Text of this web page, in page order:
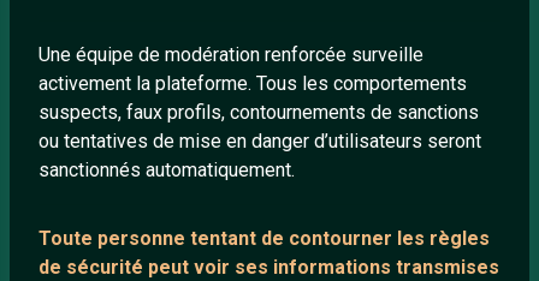
Une équipe de modération renforcée surveille
activement la plateforme. Tous les comportements
suspects, faux profils, contournements de sanctions
ou tentatives de mise en danger d’utilisateurs seront
sanctionnés automatiquement.
Toute personne tentant de contourner les règles
de sécurité peut voir ses informations transmises
Playlists YouTube
Nous contacter
ANNEXE
Support IRC